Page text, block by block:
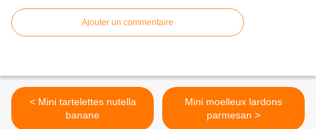
Ajouter un commentaire
< Mini tartelettes nutella
banane
Mini moelleux lardons
parmesan >